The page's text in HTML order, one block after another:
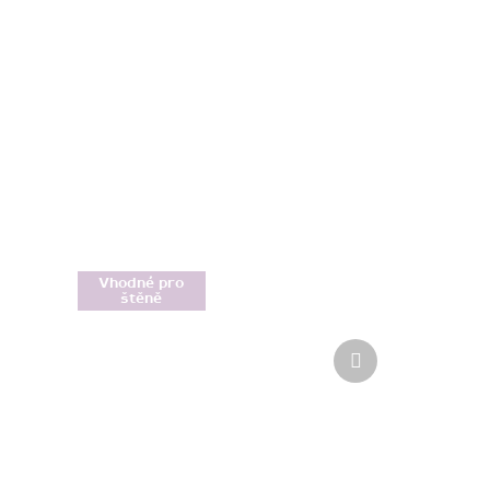
Vhodné pro
štěně
Další
produkt